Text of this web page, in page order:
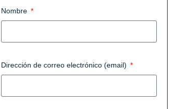
Nombre
Dirección de correo electrónico (email)